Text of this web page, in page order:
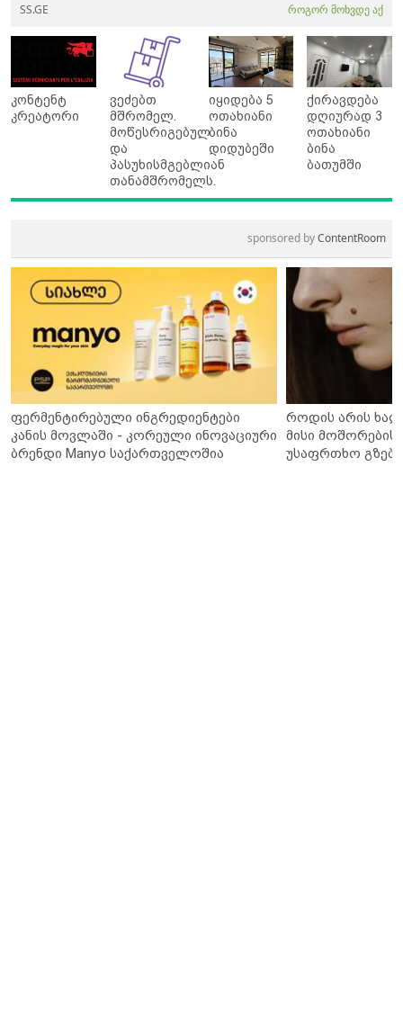
SS.GE როგორ მოხვდე აქ
კონტენტ
კრეატორი
ვეძებთ
მშრომელ.
მოწესრიგებულ
და
პასუხისმგებლიან
თანამშრომელს.
იყიდება 5
ოთახიანი
ბინა
დიდუბეში
ქირავდება
დღიურად 3
ოთახიანი
ბინა
ბათუმში
sponsored byContentRoom
ფერმენტირებული ინგრედიენტები
კანის მოვლაში - კორეული ინოვაციური
ბრენდი Manyo საქართველოშია
როდის არის
მისი მოშორების
უსაფრთხო გზები